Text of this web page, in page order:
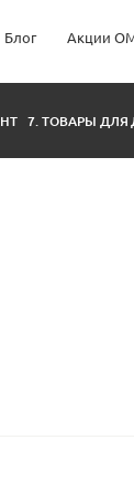
Блог Акции
7. ТОВАРЫ